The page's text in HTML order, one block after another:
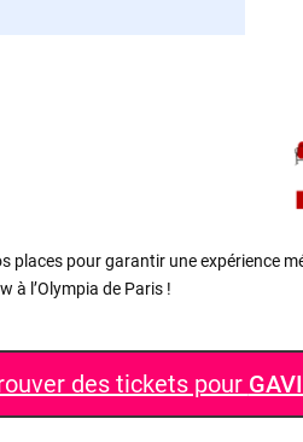
places pour garantir une expérience
à l’Olympia de Paris !
des tickets pour